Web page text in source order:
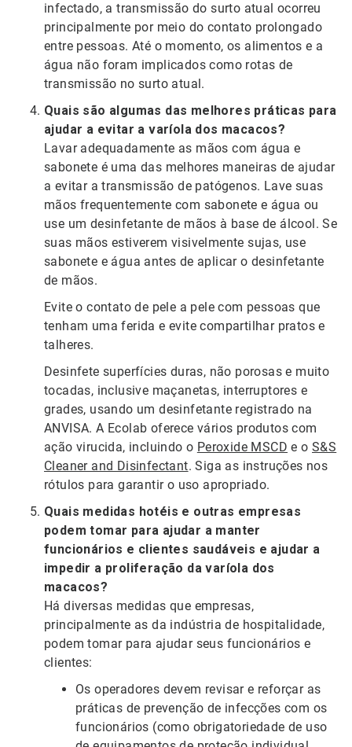
infectado, a transmissão do surto atual ocorreu
principalmente por meio do contato prolongado
entre pessoas. Até o momento, os alimentos e a
água não foram implicados como rotas de
transmissão no surto atual.
Quais são algumas das melhores práticas para
ajudar a evitar a varíola dos macacos?
Lavar adequadamente as mãos com água e
sabonete é uma das melhores maneiras de ajudar
a evitar a transmissão de patógenos. Lave suas
mãos frequentemente com sabonete e água ou
use um desinfetante de mãos à base de álcool. Se
suas mãos estiverem visivelmente sujas, use
sabonete e água antes de aplicar o desinfetante
de mãos.
Evite o contato de pele a pele com pessoas que
tenham uma ferida e evite compartilhar pratos e
talheres.
Desinfete superfícies duras, não porosas e muito
tocadas, inclusive maçanetas, interruptores e
grades, usando um desinfetante registrado na
ANVISA. A Ecolab oferece vários produtos com
ação virucida, incluindo o Peroxide MSCD e oS&S
Cleaner and Disinfectant. Siga as instruções nos
rótulos para garantir o uso apropriado.
Quais medidas hotéis e outras empresas
podem tomar para ajudar a manter
funcionários e clientes saudáveis e ajudar a
impedir a proliferação da varíola dos
macacos?
Há diversas medidas que empresas,
principalmente as da indústria de hospitalidade,
podem tomar para ajudar seus funcionários e
clientes:
Os operadores devem revisar e reforçar as
práticas de prevenção de infecções com os
funcionários (como obrigatoriedade de uso